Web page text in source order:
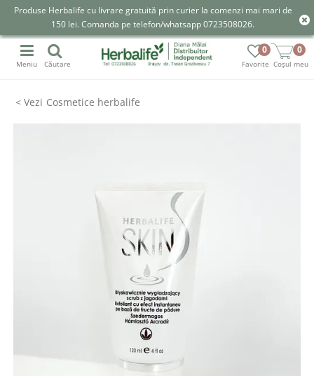
Produse Herbalife cu livrare gratuită prin curier la comenzi mai mari de
150 lei. Comanda pe telefon/whatsapp 0723508026.
Favorite
0
Coșul meu
0
Meniu Căutare
Cosmetice herbalife